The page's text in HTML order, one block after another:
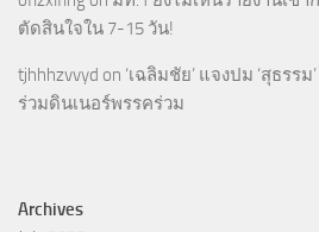
ตัดสินใจใน 7-15 วัน!
tjhhhzvvyd on ‘เฉลิมชัย’ แจงปม ‘สุธรร
ร่วมดินเนอร์พรรคร่วม
Archives